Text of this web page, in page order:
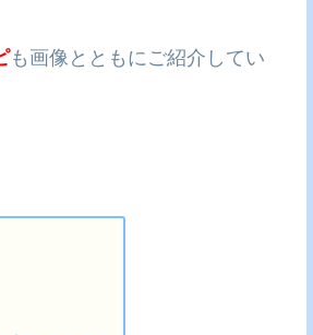
も画像とともにご紹介してい